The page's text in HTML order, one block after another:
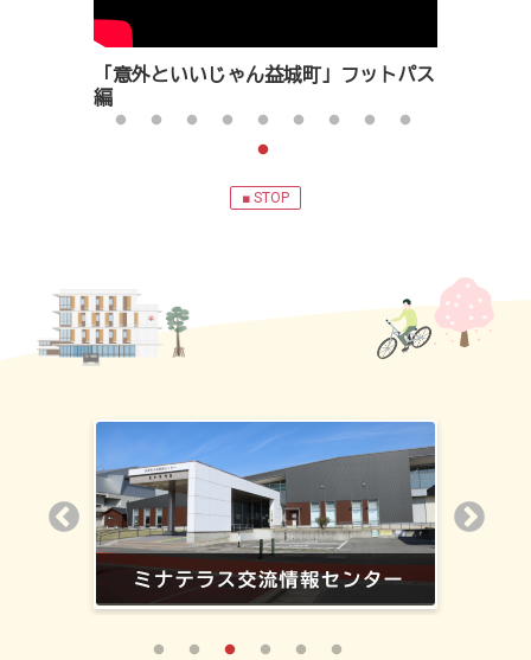
「意外といいじゃん益城町」フットパス
編
■ STOP